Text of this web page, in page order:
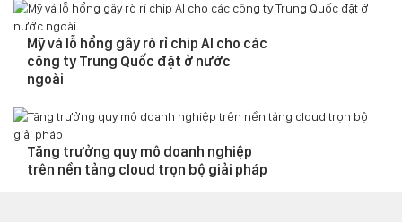
Mỹ vá lỗ hổng gây rò rỉ chip AI cho các
công ty Trung Quốc đặt ở nước
ngoài
Tăng trưởng quy mô doanh nghiệp
trên nền tảng cloud trọn bộ giải pháp